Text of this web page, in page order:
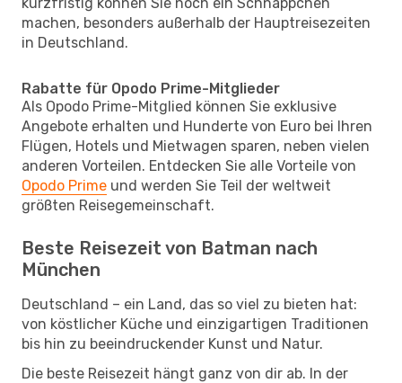
machen, besonders außerhalb der Hauptreisezeiten
in Deutschland.
Rabatte für Opodo Prime-Mitglieder
Als Opodo Prime-Mitglied können Sie exklusive
Angebote erhalten und Hunderte von Euro bei Ihren
Flügen, Hotels und Mietwagen sparen, neben vielen
anderen Vorteilen. Entdecken Sie alle Vorteile von
Opodo Prime und werden Sie Teil der weltweit
größten Reisegemeinschaft.
Beste Reisezeit von Batman nach
München
Deutschland – ein Land, das so viel zu bieten hat:
von köstlicher Küche und einzigartigen Traditionen
bis hin zu beeindruckender Kunst und Natur.
Die beste Reisezeit hängt ganz von dir ab. In der